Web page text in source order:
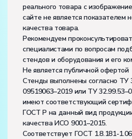
реального товара с
сайте не является показателем
качества товара.
Рекомендуем
специалистами по вопросам
стендов и оборудования и его
Не является публичной офертой
Стенды выполнены согласно ТУ
09519063–2019 или ТУ
имеют соответствующий
ГОСТ Р на данный вид
качества ИСО 9001–2015.
Соответствует ГОСТ 1.8.181-